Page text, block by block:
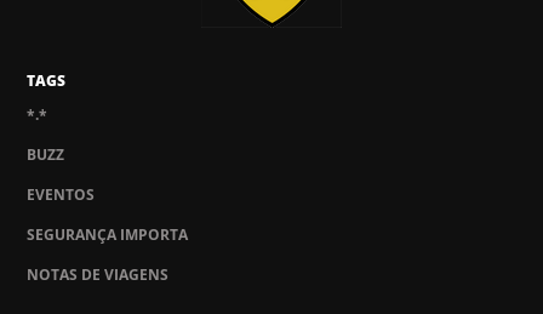
TAGS
*.*
BUZZ
EVENTOS
SEGURANÇA IMPORTA
NOTAS DE VIAGENS